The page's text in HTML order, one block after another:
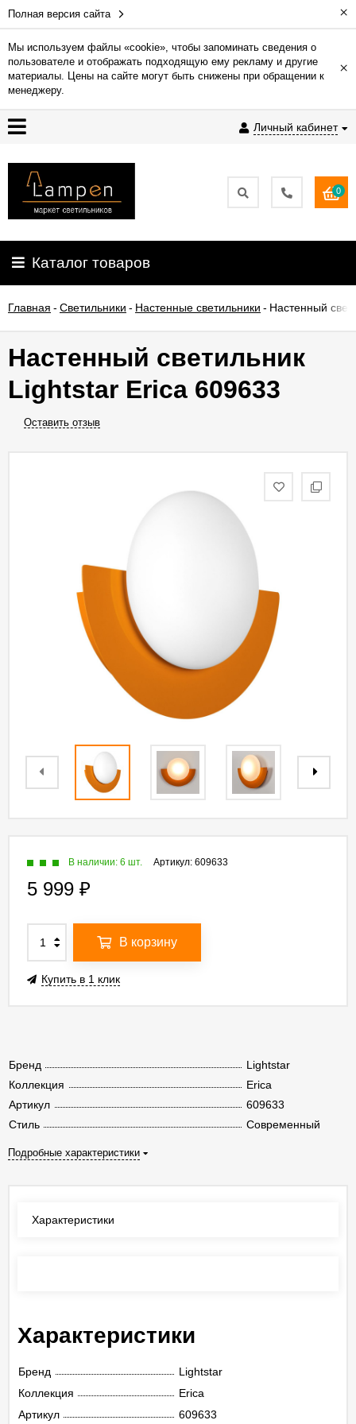
Полная версия сайта ×
Мы используем файлы «cookie», чтобы запоминать сведения о
пользователе и отображать подходящую ему рекламу и другие
материалы. Цены на сайте могут быть снижены при обращении к
менеджеру.
×
Личный кабинет
Гарантия
Доставка
и
Контакты
освещения
О
0
Каталог товаров
Главная - Светильники - Настенные светильники - Настенный
Настенный светильник
Lightstar Erica 609633
Оставить отзыв
Бренд
Lightstar
Коллекция
Erica
Артикул
609633
Стиль
Современный
Подробные характеристики
Артикул: 609633
В наличии: 6 шт.
5 999 ₽
В корзину
Купить в 1 клик
Характеристики
Характеристики
Бренд
Lightstar
Коллекция
Erica
Артикул
609633